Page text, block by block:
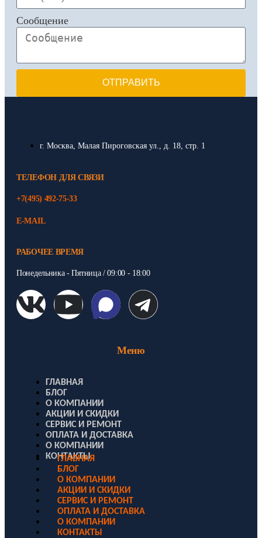
Сообщение
ОТПРАВИТЬ
г. Москва, Малая Пироговская ул., д. 18, стр. 1
ТЕЛЕФОН ДЛЯ СВЯЗИ
+7(495) 492-75-33
E-MAIL
РАБОЧЕЕ ВРЕМЯ
Понедельника - Пятница / 09:00 - 18:00
Меню
ГЛАВНАЯ
БЛОГ
О КОМПАНИИ
АКЦИИ И СКИДКИ
СЕРВИС И РЕМОНТ
ОПЛАТА И ДОСТАВКА
О КОМПАНИИ
КОНТАКТЫ
ГЛАВНАЯ
БЛОГ
О КОМПАНИИ
АКЦИИ И СКИДКИ
СЕРВИС И РЕМОНТ
ОПЛАТА И ДОСТАВКА
О КОМПАНИИ
КОНТАКТЫ